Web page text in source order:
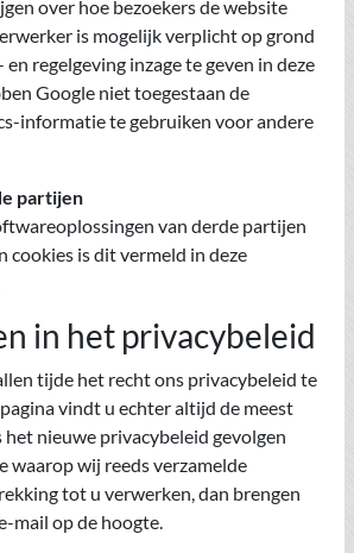
over hoe bezoekers de website
is mogelijk verplicht op grond
regelgeving inzage te geven in deze
Google niet toegestaan de
informatie te gebruiken voor andere
partijen
van derde partijen
cookies is dit vermeld in deze
in het privacybeleid
tijde het recht ons privacybeleid te
vindt u echter altijd de meest
het nieuwe privacybeleid gevolgen
waarop wij reeds verzamelde
tot u verwerken, dan brengen
mail op de hoogte.